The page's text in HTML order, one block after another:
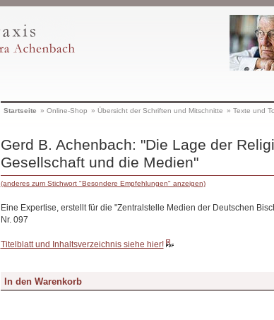
Startseite » Online-Shop » Übersicht der Schriften und Mitschnitte » Texte und
Gerd B. Achenbach: "Die Lage der
Gesellschaft und die Medien"
(anderes zum Stichwort "Besondere Empfehlungen" anzeigen)
Eine Expertise, erstellt für die "Zentralstelle Medien der Deutschen
Nr. 097
Titelblatt und Inhaltsverzeichnis siehe hier!